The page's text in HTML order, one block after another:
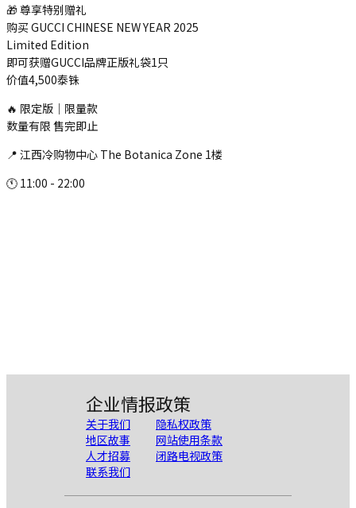
🎁 尊享特别赠礼
购买 GUCCI CHINESE NEW YEAR 2025
Limited Edition
即可获赠GUCCI品牌正版礼袋1只
价值4,500泰铢
🔥 限定版｜限量款
数量有限 售完即止
📍 江西冷购物中心 The Botanica Zone 1楼
🕚 11:00 - 22:00
企业情报
关于我们
地区故事
人才招募
联系我们
政策
隐私权政策
网站使用条款
闭路电视政策